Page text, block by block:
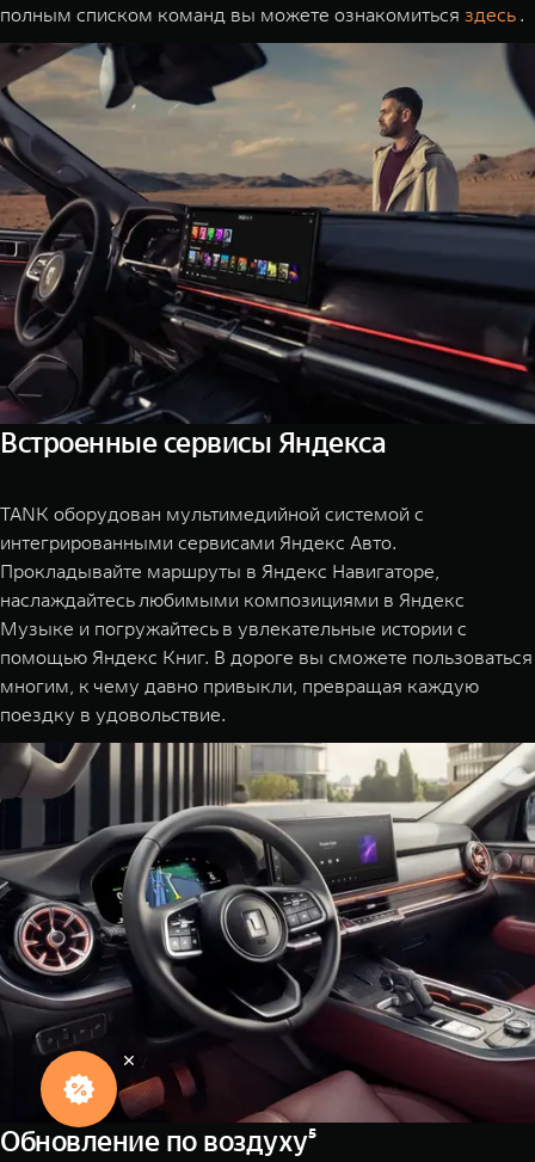
полным списком команд вы можете ознакомиться здесь.
Встроенные сервисы Яндекса
TANK оборудован мультимедийной системой с
интегрированными сервисами Яндекс Авто.
Прокладывайте маршруты в Яндекс Навигаторе,
наслаждайтесь любимыми композициями в Яндекс
Музыке и погружайтесь в увлекательные истории с
помощью Яндекс Книг. В дороге вы сможете пользоваться
многим, к чему давно привыкли, превращая каждую
поездку в удовольствие.
Обновление по воздуху⁵